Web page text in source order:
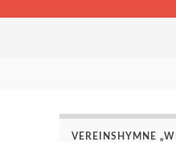
VEREINSHYMNE